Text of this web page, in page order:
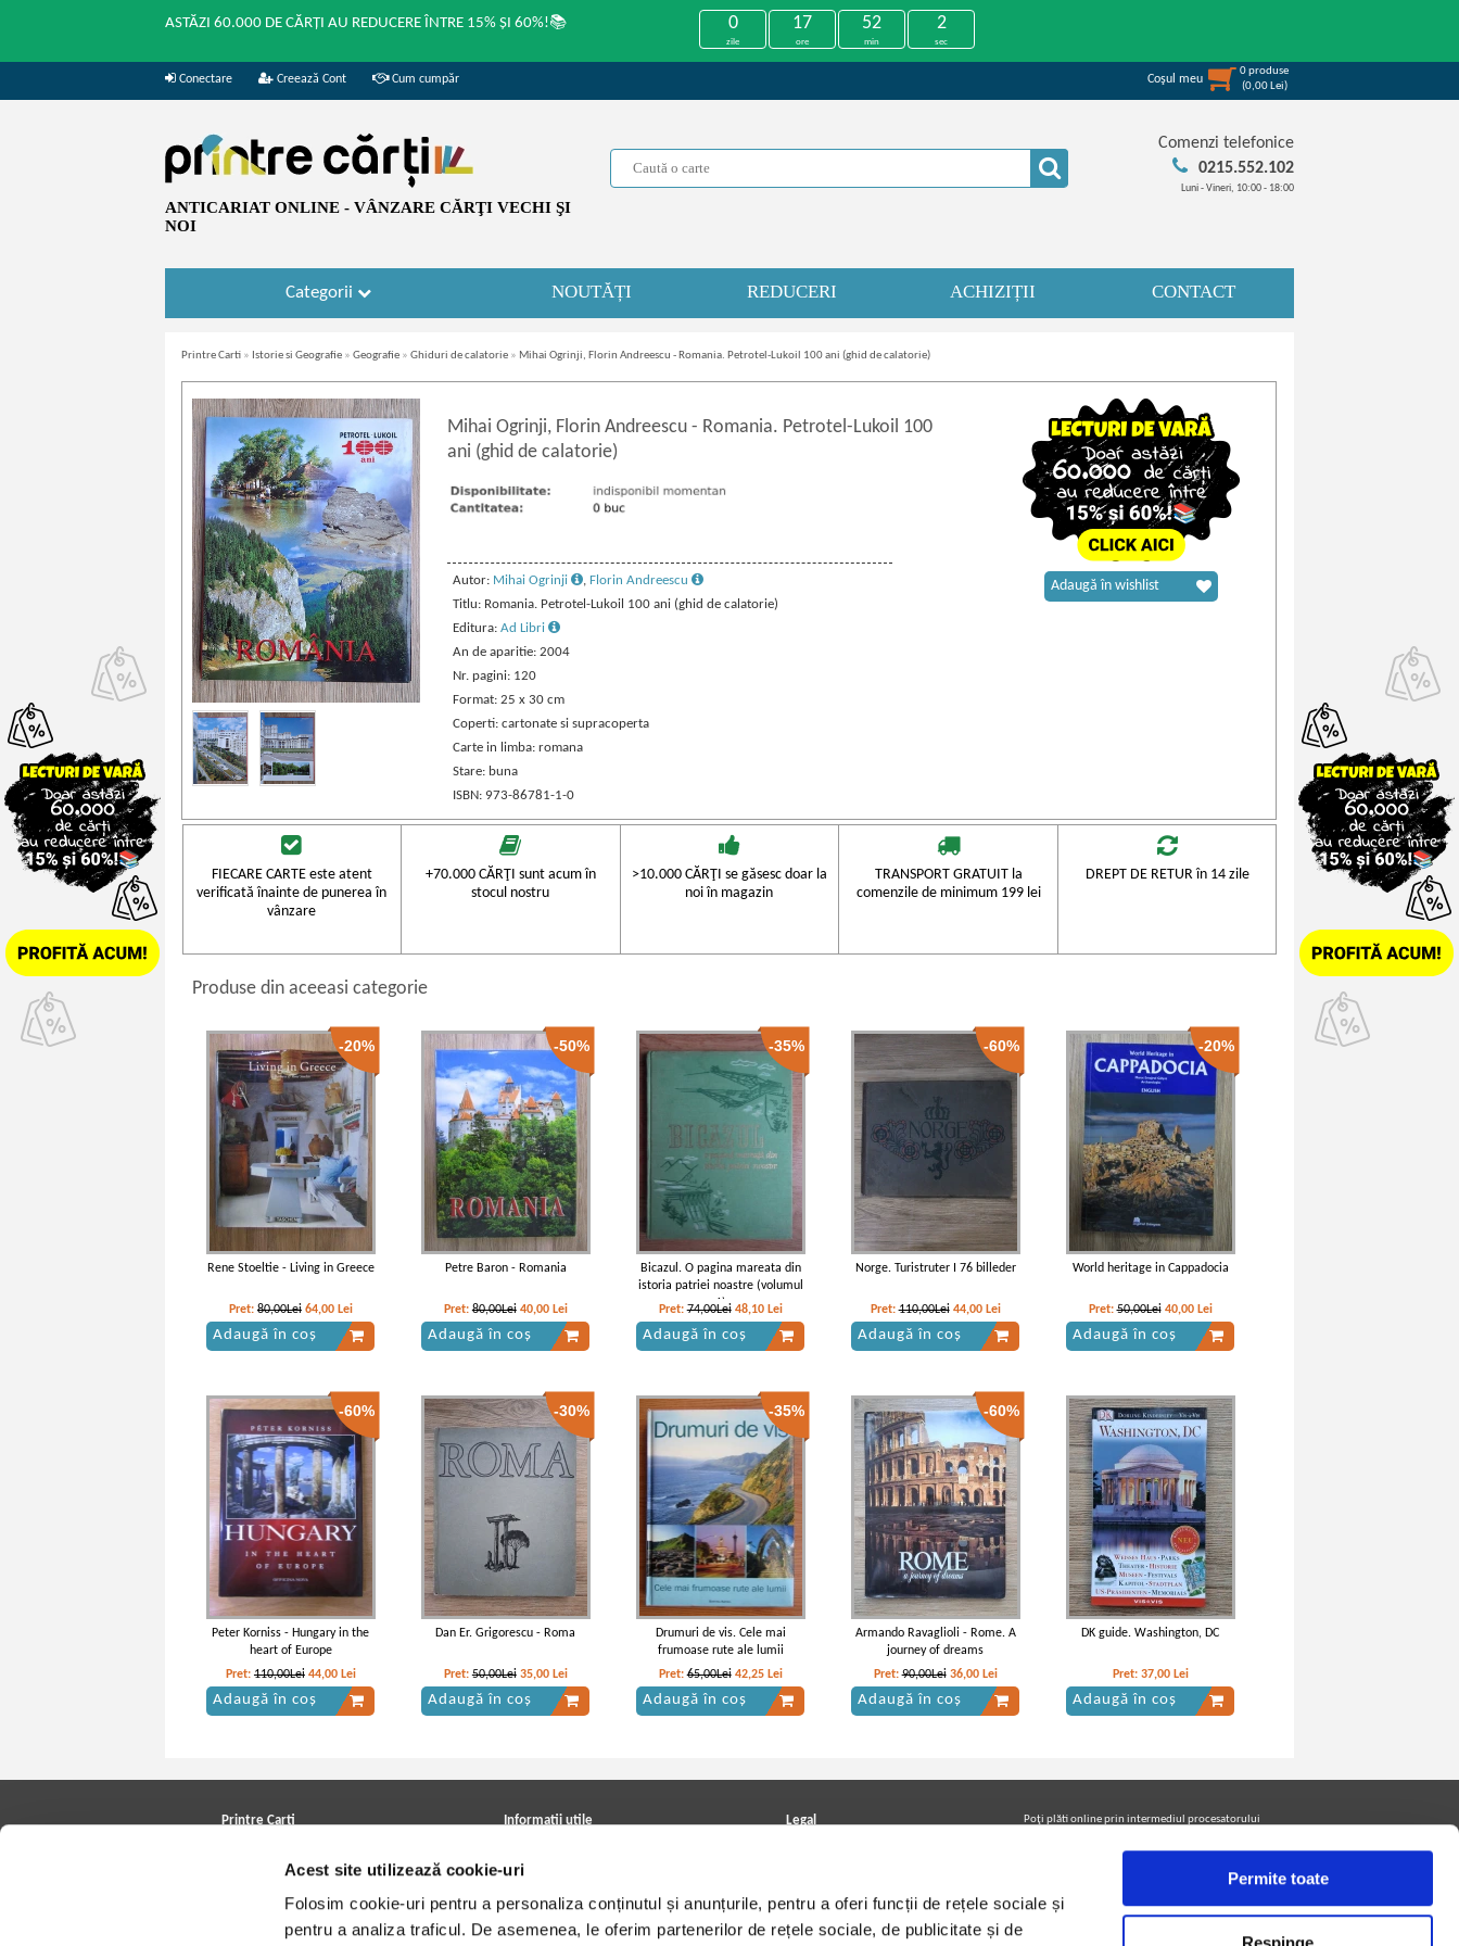
Acest site utilizează cookie-uri
Folosim cookie-uri pentru a personaliza conținutul și anunțurile, pentru a oferi funcții de rețele sociale și
pentru a analiza traficul. De asemenea, le oferim partenerilor de rețele sociale, de publicitate și de
Permite toate
Respinge
ASTĂZI 60.000 DE CĂRȚI AU REDUCERE ÎNTRE 15% ȘI 60%!📚 0
zile
17
ore
52
min
2
sec
Conectare Creează Cont Cum cumpăr Coşul meu
0produse
(0,00 Lei)
ANTICARIAT ONLINE - VÂNZARE CĂRŢI VECHI ŞI
NOI
Comenzi telefonice
0215.552.102
Luni - Vineri, 10:00 - 18:00
Categorii NOUTĂȚI REDUCERI ACHIZIȚII CONTACT
Printre Carti » Istorie si Geografie » Geografie » Ghiduri de calatorie » Mihai Ogrinji, Florin Andreescu - Romania. Petrotel-Lukoil 100 ani (ghid de calatorie)
Mihai Ogrinji, Florin Andreescu - Romania. Petrotel-Lukoil 100
ani (ghid de calatorie)
Autor: Mihai Ogrinji , Florin Andreescu
Titlu: Romania. Petrotel-Lukoil 100 ani (ghid de calatorie)
Editura: Ad Libri
An de aparitie: 2004
Nr. pagini: 120
Format: 25 x 30 cm
Coperti: cartonate si supracoperta
Carte in limba: romana
Stare: buna
ISBN: 973-86781-1-0
Adaugă în wishlist
FIECARE CARTE este atent
verificată înainte de punerea în
vânzare
+70.000 CĂRŢI sunt acum în
stocul nostru
>10.000 CĂRŢI se găsesc doar la
noi în magazin
TRANSPORT GRATUIT la
comenzile de minimum 199 lei
DREPT DE RETUR în 14 zile
Produse din aceeasi categorie
-20%
Rene Stoeltie - Living in Greece
Pret: 80,00Lei 64,00 Lei
Adaugă în coș
-50%
Petre Baron - Romania
Pret:80,00Lei 40,00 Lei
Adaugă în coș
-35%
Bicazul. O pagina mareata din
istoria patriei noastre (volumul
1)
Pret:74,00Lei 48,10 Lei
Adaugă în coș
-60%
Norge. Turistruter I 76 billeder
Pret:110,00Lei 44,00 Lei
Adaugă în coș
-20%
World heritage in Cappadocia
Pret:50,00Lei 40,00 Lei
Adaugă în coș
-60%
Peter Korniss - Hungary in the
heart of Europe
Pret: 110,00Lei 44,00 Lei
Adaugă în coș
-30%
Dan Er. Grigorescu - Roma
Pret:50,00Lei 35,00 Lei
Adaugă în coș
-35%
Drumuri de vis. Cele mai
frumoase rute ale lumii
Pret:65,00Lei 42,25 Lei
Adaugă în coș
-60%
Armando Ravaglioli - Rome. A
journey of dreams
Pret:90,00Lei 36,00 Lei
Adaugă în coș
DK guide. Washington, DC
Pret: 37,00 Lei
Adaugă în coș
Printre Carti
Cele mai căutate cărți
Informatii utile
Achizitii viniluri, casete, CD/DVD
Cum cumpar?
Politica de livrare
Retur comenzi
Legal
Termeni si conditii
Utilizare cookie-uri
Poţi plăti online prin intermediul procesatorului
Urmăreşte-ne pe facebook pentru a fi la curent cu